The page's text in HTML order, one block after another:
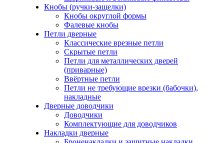
Кнобы (ручки-защелки)
Кнобы округлой формы
Фалевые кнобы
Петли дверные
Классические врезные петли
Скрытые петли
Петли для металлических дверей
(приварные)
Ввёртные петли
Петли не требующие врезки (бабочки),
накладные
Дверные доводчики
Доводчики
Комплектующие для доводчиков
Накладки дверные